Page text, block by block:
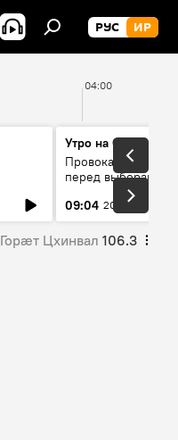
РУС ИР
04:00
Утро на Спутнике
Провокации со
перед выборами в
09:04 20 Мин
Горӕт Цхинвал 106.3